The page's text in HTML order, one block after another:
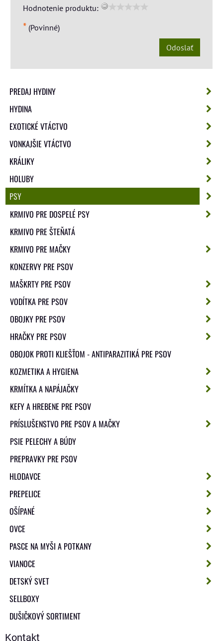
Hodnotenie produktu:
* (Povinné)
Odoslať
PREDAJ HYDINY
HYDINA
EXOTICKÉ VTÁCTVO
VONKAJŠIE VTÁCTVO
KRÁLIKY
HOLUBY
PSY
KRMIVO PRE DOSPELÉ PSY
KRMIVO PRE ŠTEŇATÁ
KRMIVO PRE MAČKY
KONZERVY PRE PSOV
MAŠKRTY PRE PSOV
VODÍTKA PRE PSOV
OBOJKY PRE PSOV
HRAČKY PRE PSOV
OBOJOK PROTI KLIEŠŤOM - ANTIPARAZITIKÁ PRE PSOV
KOZMETIKA A HYGIENA
KRMÍTKA A NAPÁJAČKY
KEFY A HREBENE PRE PSOV
PRÍSLUŠENSTVO PRE PSOV A MAČKY
PSIE PELECHY A BÚDY
PREPRAVKY PRE PSOV
HLODAVCE
PREPELICE
OŠÍPANÉ
OVCE
PASCE NA MYŠI A POTKANY
VIANOCE
DETSKÝ SVET
SELLBOXY
DUŠIČKOVÝ SORTIMENT
Kontakt